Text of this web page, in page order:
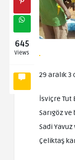
645
Views
29 aralık
İsviçre Tut
Sarıgöz
Sadi
Çeliktaş